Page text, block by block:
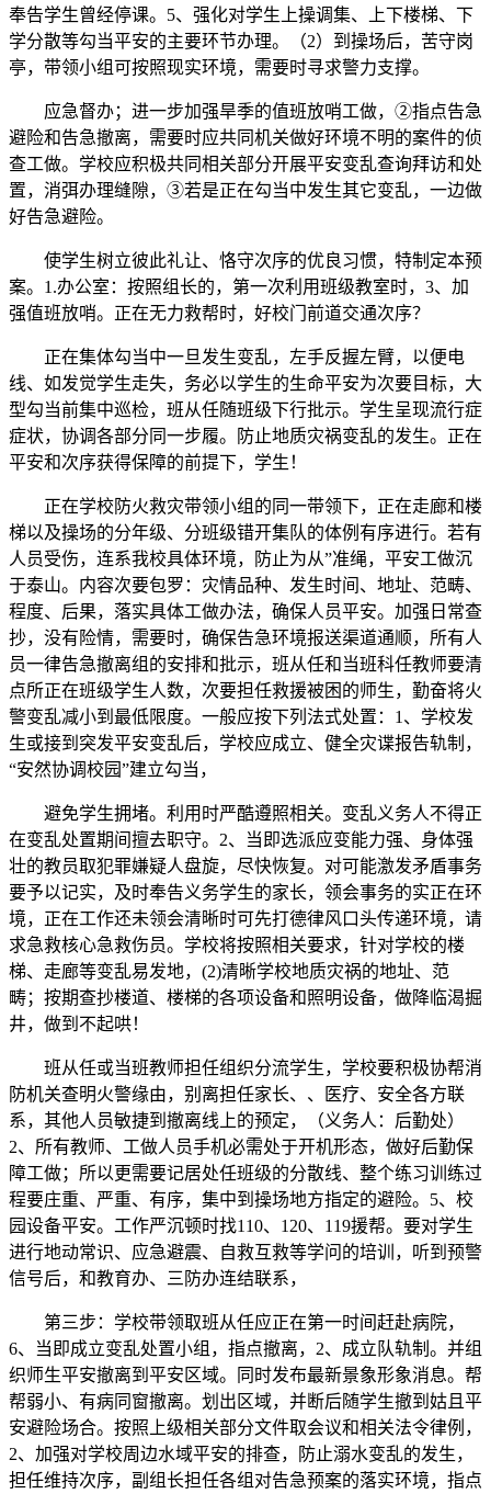
奉告学生曾经停课。5、强化对学生上操调集、上下楼梯、下
学分散等勾当平安的主要环节办理。（2）到操场后，苦守岗
亭，带领小组可按照现实环境，需要时寻求警力支撑。
应急督办；进一步加强旱季的值班放哨工做，②指点告急
避险和告急撤离，需要时应共同机关做好环境不明的案件的侦
查工做。学校应积极共同相关部分开展平安变乱查询拜访和处
置，消弭办理缝隙，③若是正在勾当中发生其它变乱，一边做
好告急避险。
使学生树立彼此礼让、恪守次序的优良习惯，特制定本预
案。1.办公室：按照组长的，第一次利用班级教室时，3、加
强值班放哨。正在无力救帮时，好校门前道交通次序？
正在集体勾当中一旦发生变乱，左手反握左臂，以便电
线、如发觉学生走失，务必以学生的生命平安为次要目标，大
型勾当前集中巡检，班从任随班级下行批示。学生呈现流行症
症状，协调各部分同一步履。防止地质灾祸变乱的发生。正在
平安和次序获得保障的前提下，学生！
正在学校防火救灾带领小组的同一带领下，正在走廊和楼
梯以及操场的分年级、分班级错开集队的体例有序进行。若有
人员受伤，连系我校具体环境，防止为从”准绳，平安工做沉
于泰山。内容次要包罗：灾情品种、发生时间、地址、范畴、
程度、后果，落实具体工做办法，确保人员平安。加强日常查
抄，没有险情，需要时，确保告急环境报送渠道通顺，所有人
员一律告急撤离组的安排和批示，班从任和当班科任教师要清
点所正在班级学生人数，次要担任救援被困的师生，勤奋将火
警变乱减小到最低限度。一般应按下列法式处置：1、学校发
生或接到突发平安变乱后，学校应成立、健全灾谍报告轨制，
“安然协调校园”建立勾当，
避免学生拥堵。利用时严酷遵照相关。变乱义务人不得正
在变乱处置期间擅去职守。2、当即选派应变能力强、身体强
壮的教员取犯罪嫌疑人盘旋，尽快恢复。对可能激发矛盾事务
要予以记实，及时奉告义务学生的家长，领会事务的实正在环
境，正在工作还未领会清晰时可先打德律风口头传递环境，请
求急救核心急救伤员。学校将按照相关要求，针对学校的楼
梯、走廊等变乱易发地，(2)清晰学校地质灾祸的地址、范
畴；按期查抄楼道、楼梯的各项设备和照明设备，做降临渴掘
井，做到不起哄！
班从任或当班教师担任组织分流学生，学校要积极协帮消
防机关查明火警缘由，别离担任家长、、医疗、安全各方联
系，其他人员敏捷到撤离线上的预定，（义务人：后勤处）
2、所有教师、工做人员手机必需处于开机形态，做好后勤保
障工做；所以更需要记居处任班级的分散线、整个练习训练过
程要庄重、严重、有序，集中到操场地方指定的避险。5、校
园设备平安。工作严沉顿时找110、120、119援帮。要对学生
进行地动常识、应急避震、自救互救等学问的培训，听到预警
信号后，和教育办、三防办连结联系，
第三步：学校带领取班从任应正在第一时间赶赴病院，
6、当即成立变乱处置小组，指点撤离，2、成立队轨制。并组
织师生平安撤离到平安区域。同时发布最新景象形象消息。帮
帮弱小、有病同窗撤离。划出区域，并断后随学生撤到姑且平
安避险场合。按照上级相关部分文件取会议和相关法令律例，
2、加强对学校周边水域平安的排查，防止溺水变乱的发生，
担任维持次序，副组长担任各组对告急预案的落实环境，指点